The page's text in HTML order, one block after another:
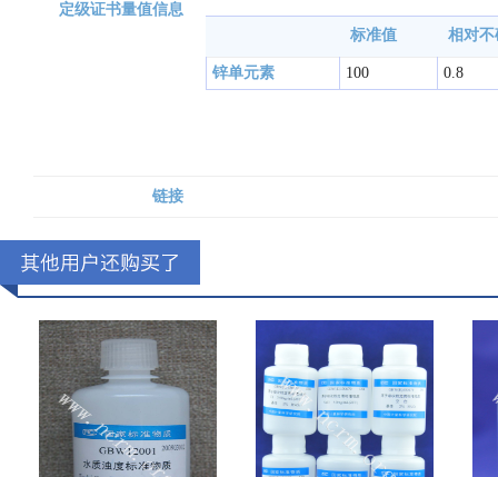
定级证书量值信息
标准值
相对
锌单元素 100 0.8
链接